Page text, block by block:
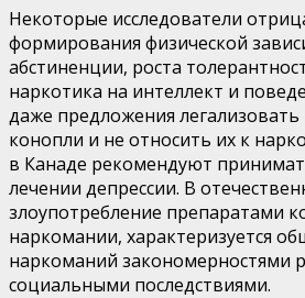
Некоторые исследователи
фор­мирования физической
абстиненции, роста
наркотика на интеллект и
даже предложения
конопли и не относить их к
в Ка­наде рекомендуют
лечении деп­рессии. В
злоупотребление пре­паратами
наркомании, характеризует­ся
наркоманий закономерностями
социальными последствиями.